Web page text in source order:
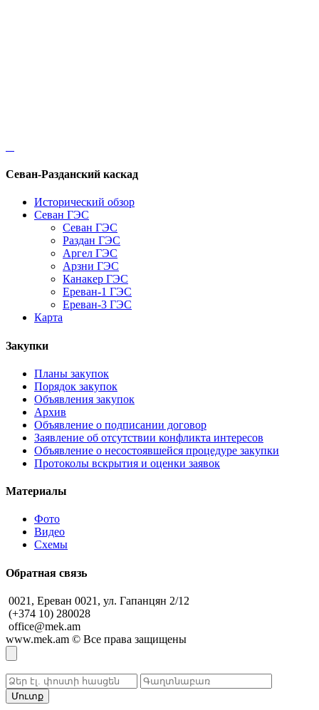
Севан-Разданский каскад
Исторический обзор
Севан ГЭС
Севан ГЭС
Раздан ГЭС
Аргел ГЭС
Арзни ГЭС
Канакер ГЭС
Ереван-1 ГЭС
Ереван-3 ГЭС
Карта
Закупки
Планы закупок
Порядок закупок
Объявления закупок
Архив
Объявление о подписании договор
Заявление об отсутствии конфликта интересов
Объявление о несостоявшейся процедуре закупки
Протоколы вскрытия и оценки заявок
Материалы
Фото
Видео
Схемы
Обратная связь
0021, Ереван 0021, ул. Гапанцян 2/12
(+374 10) 280028
office@mek.am
www.mek.am © Все права защищены
Մուտք